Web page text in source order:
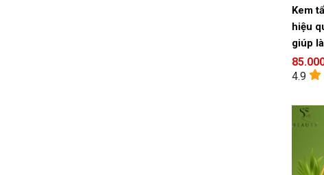
Kem
hiệu
giúp
4.9